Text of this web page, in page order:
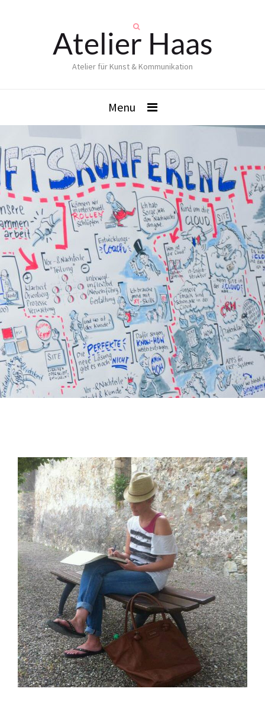
Atelier Haas
Atelier für Kunst & Kommunikation
Menu